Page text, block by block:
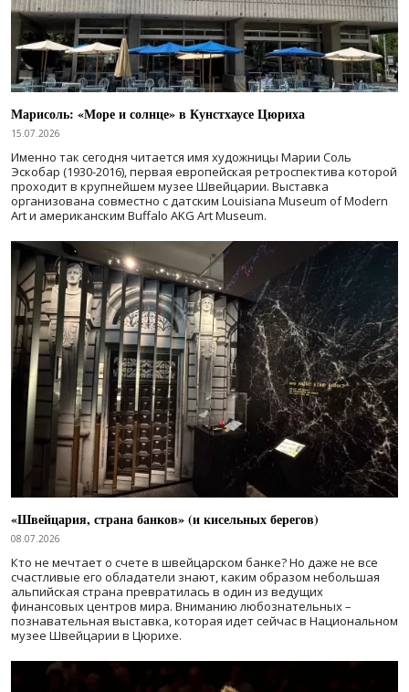
Марисоль: «Море и солнце» в Кунстхаусе Цюриха
15.07.2026
Именно так сегодня читается имя художницы Марии Соль
Эскобар (1930-2016), первая европейская ретроспектива которой
проходит в крупнейшем музее Швейцарии. Выставка
организована совместно с датским Louisiana Museum of Modern
Art и американским Buffalo AKG Art Museum.
«Швейцария, страна банков» (и кисельных берегов)
08.07.2026
Кто не мечтает о счете в швейцарском банке? Но даже не все
счастливые его обладатели знают, каким образом небольшая
альпийская страна превратилась в один из ведущих
финансовых центров мира. Вниманию любознательных –
познавательная выставка, которая идет сейчас в Национальном
музее Швейцарии в Цюрихе.